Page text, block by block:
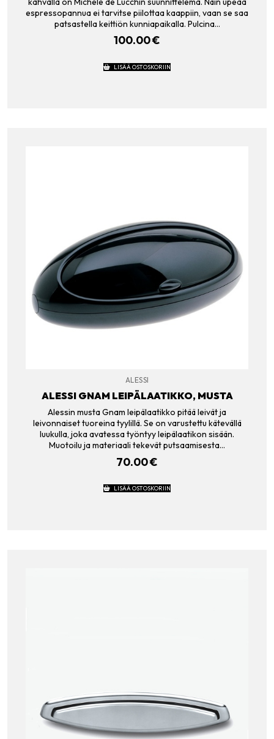
espressopannua ei tarvitse piilottaa kaappiin, vaan se saa
patsastella keittiön kunniapaikalla. Pulcina…
100.00€
LISÄÄ OSTOSKORIIN
ALESSI
ALESSI GNAM LEIPÄLAATIKKO, MUSTA
Alessin musta Gnam leipälaatikko pitää leivät ja
leivonnaiset tuoreina tyylillä. Se on varustettu kätevällä
luukulla, joka avatessa työntyy leipälaatikon sisään.
Muotoilu ja materiaali tekevät putsaamisesta…
70.00€
LISÄÄ OSTOSKORIIN